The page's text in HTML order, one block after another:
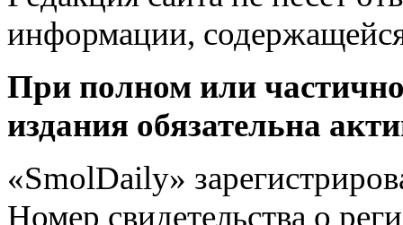
информации,
При полном или
издания обязательна
«SmolDaily»
Номер свидетельства о